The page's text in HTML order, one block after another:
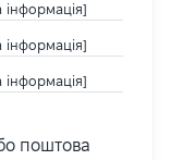
інформація]
інформація]
інформація]
поштова